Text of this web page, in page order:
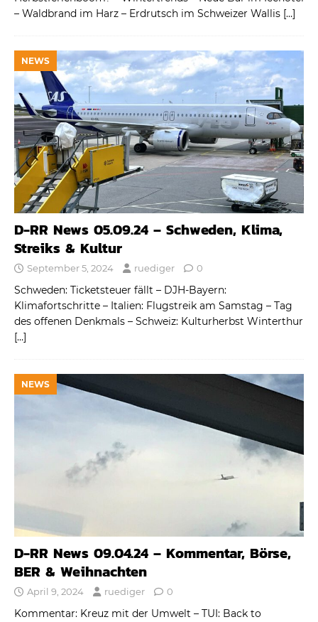
– Waldbrand im Harz – Erdrutsch im Schweizer Wallis […]
NEWS
D-RR News 05.09.24 – Schweden, Klima,
Streiks & Kultur
September 5, 2024 ruediger 0
Schweden: Ticketsteuer fällt – DJH-Bayern:
Klimafortschritte – Italien: Flugstreik am Samstag – Tag
des offenen Denkmals – Schweiz: Kulturherbst Winterthur
[…]
NEWS
D-RR News 09.04.24 – Kommentar, Börse,
BER & Weihnachten
April 9, 2024 ruediger 0
Kommentar: Kreuz mit der Umwelt – TUI: Back to